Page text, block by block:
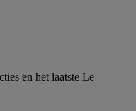
en het laatste Le